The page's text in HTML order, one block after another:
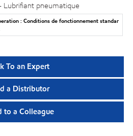
Lubrifiant pneumatique
: Conditions de fonctionnement standar
To an Expert
a Distributor
to a Colleague